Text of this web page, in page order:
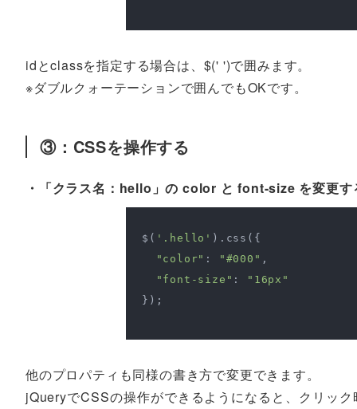
idとclassを指定する場合は、$(' ')で囲みます。
※ダブルクォーテーションで囲んでもOKです。
③：CSSを操作する
・「クラス名：hello」の color と font-size を変更す
$( '.hello' ).css({
"color" : "#000" ,
"font-size" :
"16px"
});
他のプロパティも同様の書き方で変更できます。
jQueryでCSSの操作ができるようになると、クリッ